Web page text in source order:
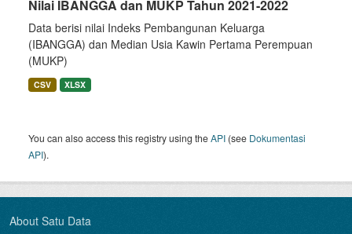
Nilai IBANGGA dan MUKP Tahun 2021-2022
Data berisi nilai Indeks Pembangunan Keluarga
(IBANGGA) dan Median Usia Kawin Pertama Perempuan
(MUKP)
CSV XLSX
You can also access this registry using theAPI (see Dokumentasi
API).
About Satu Data